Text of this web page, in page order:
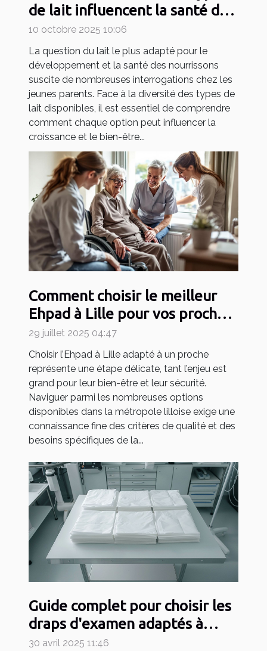
de lait influencent la santé de
votre bébé ?
10 octobre 2025 10:06
La question du lait le plus adapté pour le
développement et la santé des nourrissons
suscite de nombreuses interrogations chez les
jeunes parents. Face à la diversité des types de
lait disponibles, il est essentiel de comprendre
comment chaque option peut influencer la
croissance et le bien-être...
Comment choisir le meilleur
Ehpad à Lille pour vos proches
?
29 juillet 2025 04:47
Choisir l’Ehpad à Lille adapté à un proche
représente une étape délicate, tant l’enjeu est
grand pour leur bien-être et leur sécurité.
Naviguer parmi les nombreuses options
disponibles dans la métropole lilloise exige une
connaissance fine des critères de qualité et des
besoins spécifiques de la...
Guide complet pour choisir les
draps d'examen adaptés à
votre pratique médicale
30 avril 2025 11:46